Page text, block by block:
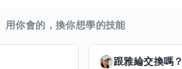
用你會的，換你想學的技能
跟雅綸交換嗎？